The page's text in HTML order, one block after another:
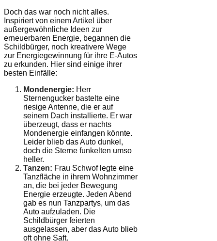
Doch das war noch nicht alles.
Inspiriert von einem Artikel über
außergewöhnliche Ideen zur
erneuerbaren Energie, begannen die
Schildbürger, noch kreativere Wege
zur Energiegewinnung für ihre E-Autos
zu erkunden. Hier sind einige ihrer
besten Einfälle:
Mondenergie: Herr
Sternengucker bastelte eine
riesige Antenne, die er auf
seinem Dach installierte. Er war
überzeugt, dass er nachts
Mondenergie einfangen könnte.
Leider blieb das Auto dunkel,
doch die Sterne funkelten umso
heller.
Tanzen: Frau Schwof legte eine
Tanzfläche in ihrem Wohnzimmer
an, die bei jeder Bewegung
Energie erzeugte. Jeden Abend
gab es nun Tanzpartys, um das
Auto aufzuladen. Die
Schildbürger feierten
ausgelassen, aber das Auto blieb
oft ohne Saft.